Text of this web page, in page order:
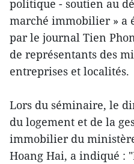
politique - soutien au
marché immobilier » a
par le journal Tien
de représentants des
entreprises et localités.
Lors du séminaire, le
du logement et de la
immobilier du
Hoang Hai, a indiqué :